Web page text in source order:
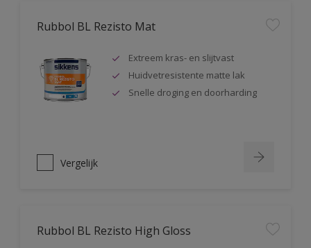
Rubbol BL Rezisto Mat
Extreem kras- en slijtvast
Huidvetresistente matte lak
Snelle droging en doorharding
Vergelijk
Rubbol BL Rezisto High Gloss